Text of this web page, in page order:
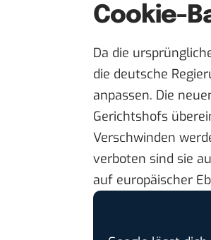
Cookie-
Da die
die deutsche
anpassen. Die
Gerichtshofs
Verschwinden
verboten sind sie
auf europäischer